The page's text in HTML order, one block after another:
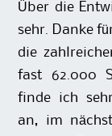
Über die
sehr. Danke
die
fast 62.000
finde ich
an, im